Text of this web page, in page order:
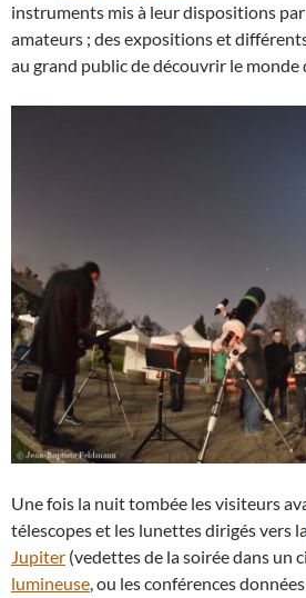
instruments mis à leur dispositions
amateurs ; des expositions et
au grand public de découvrir le monde
Une fois la nuit tombée les visiteurs
télescopes et les lunettes dirigés vers
Jupiter (vedettes de la soirée dans un
lumineuse, ou les conférences